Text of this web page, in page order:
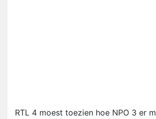
RTL 4 moest toezien hoe NPO 3 er